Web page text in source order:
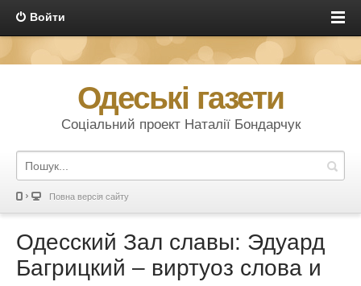
Войти
Одеські газети
Соціальний проект Наталії Бондарчук
Повна версія сайту
Одесский Зал славы: Эдуард
Багрицкий – виртуоз слова и